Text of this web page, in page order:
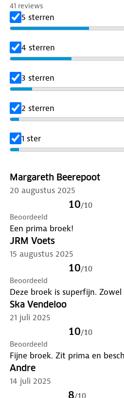
41 reviews
5 sterren
4 sterren
3 sterren
2 sterren
1 ster
Margareth Beerepoot
20 augustus 2025
10/10
Beoordeeld
Een prima broek!
JRM Voets
15 augustus 2025
10/10
Beoordeeld
Deze broek is superfijn.
Ska Vendeloo
21 juli 2025
10/10
Beoordeeld
Fijne broek. Zit prima en
Andre
14 juli 2025
8/10